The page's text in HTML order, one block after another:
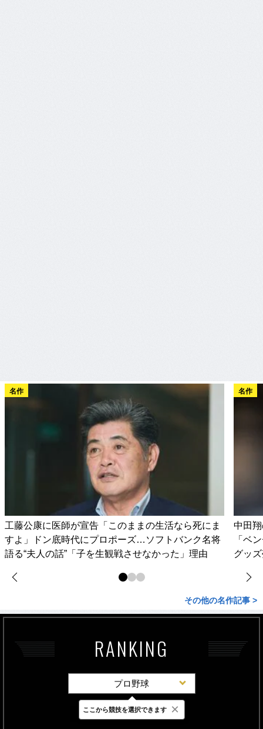
名作
工藤公康に医師が宣告「このままの生活なら死にま
すよ」ドン底時代にプロポーズ…ソフトバンク名将
語る“夫人の話”「子を生観戦させなかった」理由
名作
中田
「ベ
グッ
その他の名作記事 >
RANKING
プロ野球
最新 24時間 週間
ここから競技を選択できます ×